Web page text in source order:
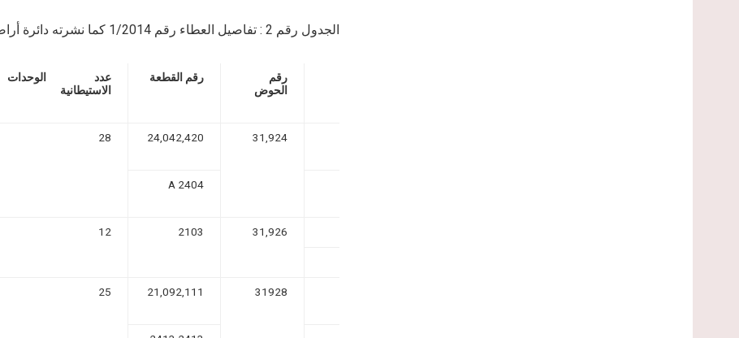
الجدول رقم 2 : تفاصيل العطاء رقم 1/2014 كما نشرته دائرة أراضي اسرائيل.
عدد الوحدات
الاستيطانية
رقم القطعة
رقم
الحوض
28 24,042,420 31,924
2404 A
12 2103 31,926
25 21,092,111 31928